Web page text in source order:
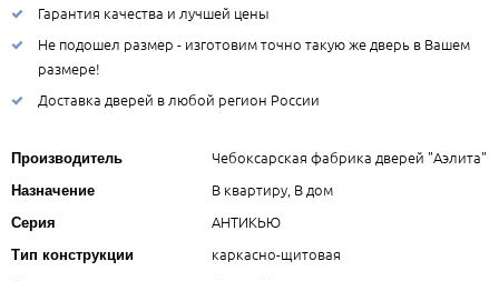
Гарантия качества и лучшей цены
Не подошел размер - изготовим точно такую же дверь в Вашем
размере!
Доставка дверей в любой регион России
Производитель Чебоксарская фабрика дверей "Аэлита"
Назначение В квартиру, В дом
Серия АНТИКЬЮ
Тип конструкции каркасно-щитовая